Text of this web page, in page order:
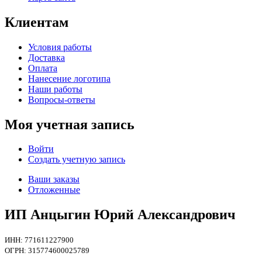
Клиентам
Условия работы
Доставка
Оплата
Нанесение логотипа
Наши работы
Вопросы-ответы
Моя учетная запись
Войти
Создать учетную запись
Ваши заказы
Отложенные
ИП Анцыгин Юрий Александрович
ИНН: 771611227900
ОГРН: 315774600025789